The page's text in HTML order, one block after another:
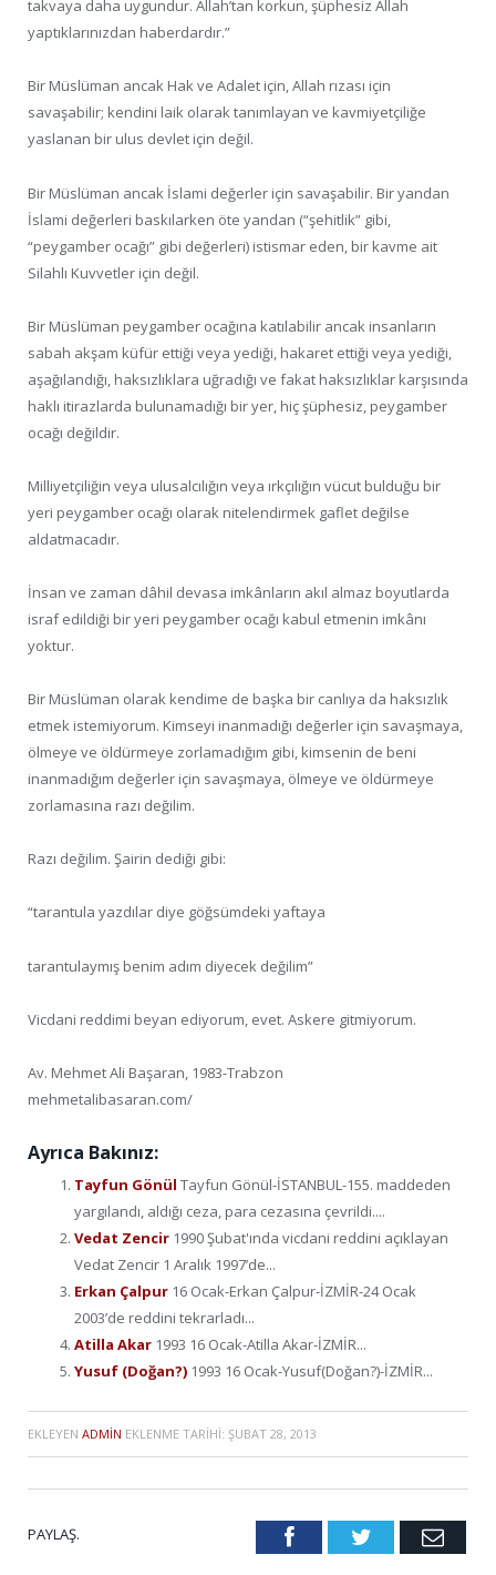
takvaya daha uygundur. Allah’tan korkun, şüphesiz Allah
yaptıklarınızdan haberdardır.”
Bir Müslüman ancak Hak ve Adalet için, Allah rızası için
savaşabilir; kendini laik olarak tanımlayan ve kavmiyetçiliğe
yaslanan bir ulus devlet için değil.
Bir Müslüman ancak İslami değerler için savaşabilir. Bir yandan
İslami değerleri baskılarken öte yandan (“şehitlik” gibi,
“peygamber ocağı” gibi değerleri) istismar eden, bir kavme ait
Silahlı Kuvvetler için değil.
Bir Müslüman peygamber ocağına katılabilir ancak insanların
sabah akşam küfür ettiği veya yediği, hakaret ettiği veya yediği,
aşağılandığı, haksızlıklara uğradığı ve fakat haksızlıklar karşısında
haklı itirazlarda bulunamadığı bir yer, hiç şüphesiz, peygamber
ocağı değildir.
Milliyetçiliğin veya ulusalcılığın veya ırkçılığın vücut bulduğu bir
yeri peygamber ocağı olarak nitelendirmek gaflet değilse
aldatmacadır.
İnsan ve zaman dâhil devasa imkânların akıl almaz boyutlarda
israf edildiği bir yeri peygamber ocağı kabul etmenin imkânı
yoktur.
Bir Müslüman olarak kendime de başka bir canlıya da haksızlık
etmek istemiyorum. Kimseyi inanmadığı değerler için savaşmaya,
ölmeye ve öldürmeye zorlamadığım gibi, kimsenin de beni
inanmadığım değerler için savaşmaya, ölmeye ve öldürmeye
zorlamasına razı değilim.
Razı değilim. Şairin dediği gibi:
“tarantula yazdılar diye göğsümdeki yaftaya
tarantulaymış benim adım diyecek değilim”
Vicdani reddimi beyan ediyorum, evet. Askere gitmiyorum.
Av. Mehmet Ali Başaran, 1983-Trabzon
mehmetalibasaran.com/
Ayrıca Bakınız:
Tayfun Gönül Tayfun Gönül-İSTANBUL-155. maddeden
yargılandı, aldığı ceza, para cezasına çevrildi....
Vedat Zencir 1990 Şubat'ında vicdani reddini açıklayan
Vedat Zencir 1 Aralık 1997’de...
Erkan Çalpur 16 Ocak-Erkan Çalpur-İZMİR-24 Ocak
2003’de reddini tekrarladı...
Atilla Akar 1993 16 Ocak-Atilla Akar-İZMİR...
Yusuf (Doğan?) 1993 16 Ocak-Yusuf(Doğan?)-İZMİR...
EKLEYEN ADMIN EKLENME TARIHI: ŞUBAT 28, 2013
PAYLAŞ. FacebookTwitter Email